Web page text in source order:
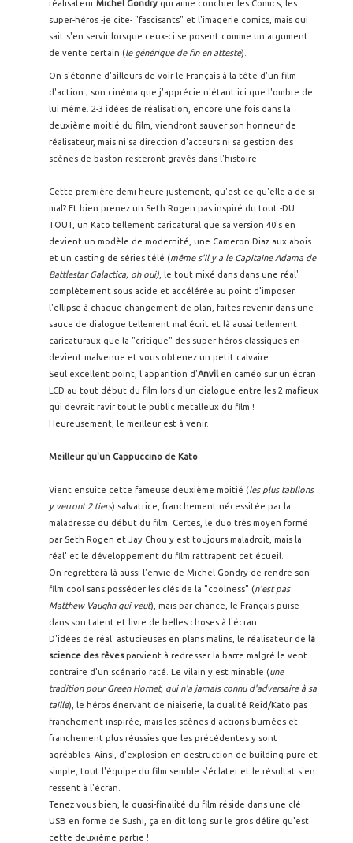
réalisateurMichel Gondry qui aime conchier les Comics, les
super-héros -je cite- "fascisants" et l'imagerie comics, mais qui
sait s'en servir lorsque ceux-ci se posent comme un argument
de vente certain (le générique de fin en atteste).
On s'étonne d'ailleurs de voir le Français à la tête d'un film
d'action ; son cinéma que j'apprécie n'étant ici que l'ombre de
lui même. 2-3 idées de réalisation, encore une fois dans la
deuxième moitié du film, viendront sauver son honneur de
réalisateur, mais ni sa direction d'acteurs ni sa gestion des
scènes de baston resteront gravés dans l'histoire.
Cette première demi-heure justement, qu'est ce qu'elle a de si
mal? Et bien prenez un Seth Rogen pas inspiré du tout -DU
TOUT, un Kato tellement caricatural que sa version 40's en
devient un modèle de modernité, une Cameron Diaz aux abois
et un casting de séries télé (même s'il y a le Capitaine Adama de
Battlestar Galactica, oh oui) , le tout mixé dans dans une réal'
complètement sous acide et accélérée au point d'imposer
l'ellipse à chaque changement de plan, faites revenir dans une
sauce de dialogue tellement mal écrit et là aussi tellement
caricaturaux que la "critique" des super-héros classiques en
devient malvenue et vous obtenez un petit calvaire.
Seul excellent point, l'apparition d'Anvil en caméo sur un écran
LCD au tout début du film lors d'un dialogue entre les 2 mafieux
qui devrait ravir tout le public metalleux du film !
Heureusement, le meilleur est à venir.
Meilleur qu'un Cappuccino de Kato
Vient ensuite cette fameuse deuxième moitié (les plus tatillons
y verront 2 tiers) salvatrice, franchement nécessitée par la
maladresse du début du film. Certes, le duo très moyen formé
par Seth Rogen et Jay Chou y est toujours maladroit, mais la
réal' et le développement du film rattrapent cet écueil.
On regrettera là aussi l'envie de Michel Gondry de rendre son
film cool sans posséder les clés de la "coolness" (n'est pas
Matthew Vaughn qui veut), mais par chance, le Français puise
dans son talent et livre de belles choses à l'écran.
D'idées de réal' astucieuses en plans malins, le réalisateur de la
science des rêvesparvient à redresser la barre malgré le vent
contraire d'un scénario raté. Le vilain y est minable (une
tradition pour Green Hornet, qui n'a jamais connu d'adversaire à sa
taille), le héros énervant de niaiserie, la dualité Reid/Kato pas
franchement inspirée, mais les scènes d'actions burnées et
franchement plus réussies que les précédentes y sont
agréables. Ainsi, d'explosion en destruction de building pure et
simple, tout l'équipe du film semble s'éclater et le résultat s'en
ressent à l'écran.
Tenez vous bien, la quasi-finalité du film réside dans une clé
USB en forme de Sushi, ça en dit long sur le gros délire qu'est
cette deuxième partie !